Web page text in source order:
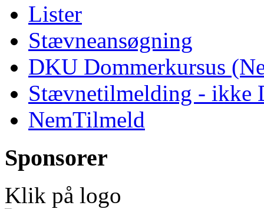
Lister
Stævneansøgning
DKU Dommerkursus
Stævnetilmelding - ikke
NemTilmeld
Sponsorer
Klik på logo